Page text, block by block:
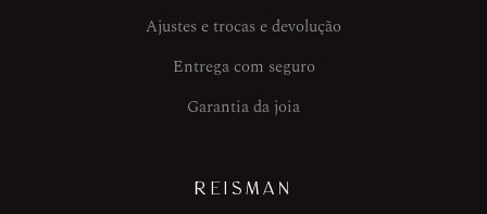
Ajustes e trocas e devolução
Entrega com seguro
Garantia da joia
REISMAN